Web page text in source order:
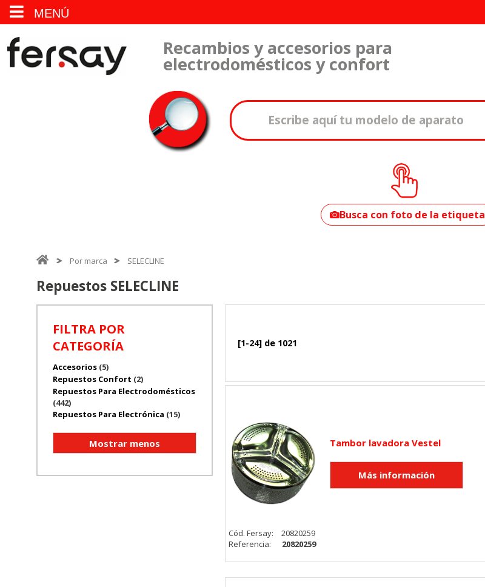
MENÚ
Recambios y accesorios para
electrodomésticos y confort
tu modelo?
Busca con foto de la etiqueta
Por marca SELECLINE
Repuestos SELECLINE
FILTRA POR
CATEGORÍA
Accesorios (5)
Repuestos Confort (2)
Repuestos Para Electrodomésticos
(442)
Repuestos Para Electrónica (15)
[1-24] de 1021
Tambor lavadora Vestel
Cód. Fersay:
20820259
Referencia:
20820259